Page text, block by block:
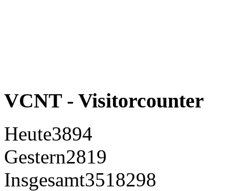
VCNT - Visitorcounter
Heute3894
Gestern2819
Insgesamt3518298